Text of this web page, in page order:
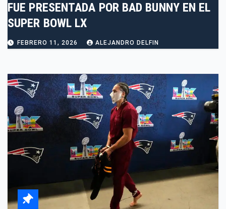
FUE PRESENTADA POR BAD BUNNY EN EL
SUPER BOWL LX
FEBRERO 11, 2026 ALEJANDRO DELFIN